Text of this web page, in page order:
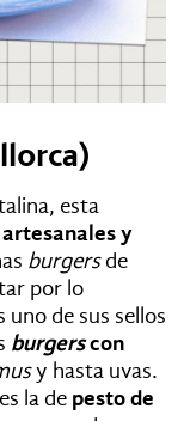
esta
y
burgersde
por lo
uno de sus sellos
burgerscon
y hasta uvas.
la de pesto de